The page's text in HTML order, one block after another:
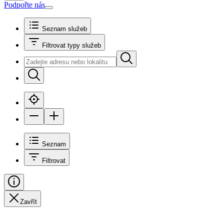
Podpořte nás
Seznam služeb
Filtrovat typy služeb
Seznam
Filtrovat
Zavřít